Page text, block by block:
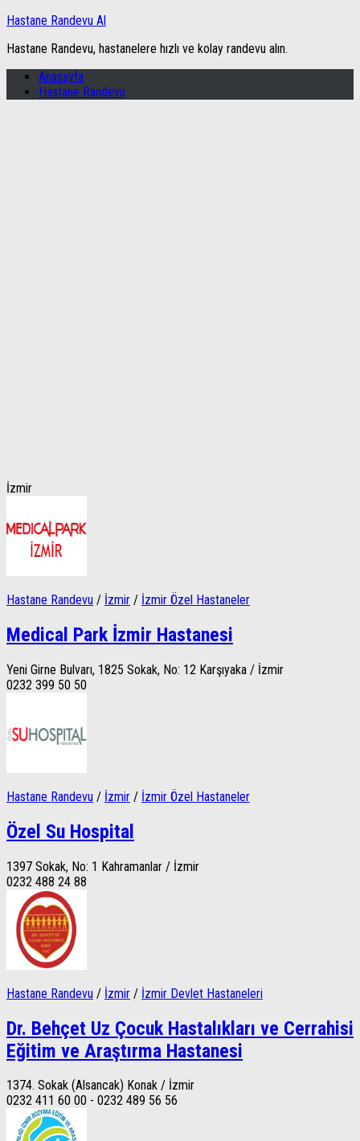
Hastane Randevu Al
Hastane Randevu, hastanelere hızlı ve kolay randevu alın.
Anasayfa
Hastane Randevu
İzmir
Hastane Randevu / İzmir / İzmir Özel Hastaneler
Medical Park İzmir Hastanesi
Yeni Girne Bulvarı, 1825 Sokak, No: 12 Karşıyaka / İzmir
0232 399 50 50
Hastane Randevu / İzmir / İzmir Özel Hastaneler
Özel Su Hospital
1397 Sokak, No: 1 Kahramanlar / İzmir
0232 488 24 88
Hastane Randevu / İzmir / İzmir Devlet Hastaneleri
Dr. Behçet Uz Çocuk Hastalıkları ve Cerrahisi
Eğitim ve Araştırma Hastanesi
1374. Sokak (Alsancak) Konak / İzmir
0232 411 60 00 - 0232 489 56 56